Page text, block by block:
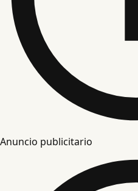
Anuncio publicitario